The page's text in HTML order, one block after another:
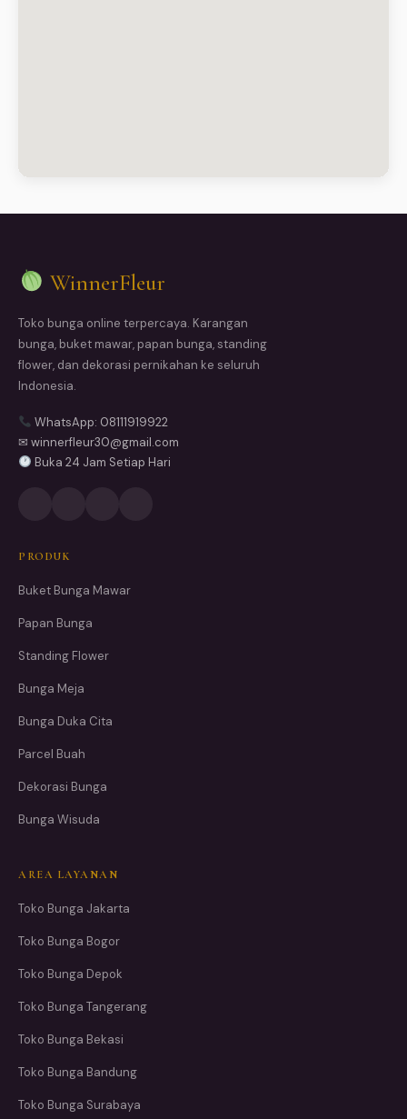
WinnerFleur
Toko bunga online terpercaya. Karangan
bunga, buket mawar, papan bunga, standing
flower, dan dekorasi pernikahan ke seluruh
Indonesia.
WhatsApp: 08111919922
✉ winnerfleur30@gmail.com
Buka 24 Jam Setiap Hari
PRODUK
Buket Bunga Mawar
Papan Bunga
Standing Flower
Bunga Meja
Bunga Duka Cita
Parcel Buah
Dekorasi Bunga
Bunga Wisuda
AREA LAYANAN
Toko Bunga Jakarta
Toko Bunga Bogor
Toko Bunga Depok
Toko Bunga Tangerang
Toko Bunga Bekasi
Toko Bunga Bandung
Toko Bunga Surabaya